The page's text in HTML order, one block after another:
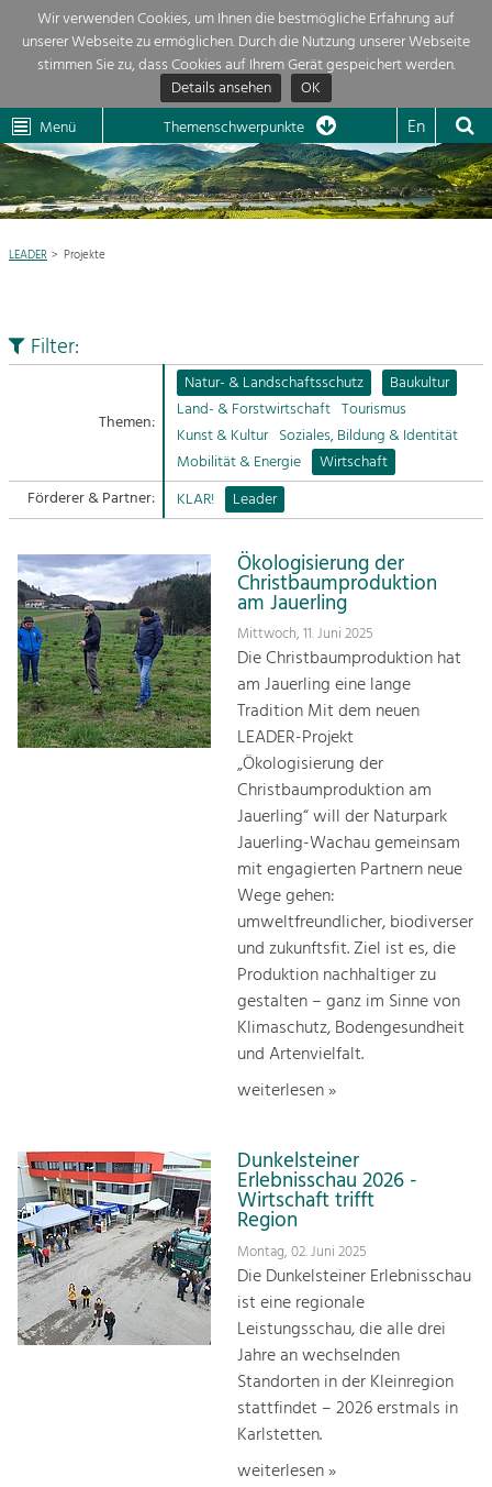
Wir verwenden Cookies, um Ihnen die bestmögliche Erfahrung auf
unserer Webseite zu ermöglichen. Durch die Nutzung unserer Webseite
stimmen Sie zu, dass Cookies auf Ihrem Gerät gespeichert werden.
Details ansehen
OK
Dunkelsteinerwald Klima
Menü Themenschwerpunkte En
Aktuelles 
Region 
Projekte
Mein Projekt 
Impressum
Kontakt
Themenübersicht
Die Regionalentwicklung in unserer Region ist sehr vielfältig. Deshalb
geben wir hier eine Übersicht über unsere Themenschwerpunkte. Für
mehr Informationen einfach das Thema anklicken und schon werden alle
Projekte in diesem Kontext angezeigt.
Natur- &
Baukultur
Ortsbild, Baukultur und nachhaltiges
Land- & Forstwirtschaft
Bewirtschaftung und Pflege der
Kulturlandschaft.
Angebotsentwicklung und
Positionierung.
Kunst & Kultur
Handwerk, Wissenschaft und Forschung.
Soziales, Bildung &
Gleichberechtigung, Jugend und
Mobilität & Energie
Steigerung regionaler Wertschöpfung
LEADER Projekte
Filter:
Themen:
Natur- & Landschaftsschutz
Baukultur
Land- & Forstwirtschaft Tourismus
Kunst & Kultur Soziales, Bildung & Identität
Mobilität & Energie
Wirtschaft
Förderer & Partner:
KLAR! Leader
Ökologisierung der
Christbaumproduktion
am Jauerling
Mittwoch, 11. Juni 2025
Die Christbaumproduktion hat
am Jauerling eine lange
Tradition Mit dem neuen
LEADER-Projekt
„Ökologisierung der
Christbaumproduktion am
Jauerling“ will der Naturpark
Jauerling-Wachau gemeinsam
mit engagierten Partnern neue
Wege gehen:
umweltfreundlicher, biodiverser
und zukunftsfit. Ziel ist es, die
Produktion nachhaltiger zu
gestalten – ganz im Sinne von
Klimaschutz, Bodengesundheit
und Artenvielfalt.
weiterlesen »
Dunkelsteiner
Erlebnisschau 2026 -
Wirtschaft trifft
Region
Montag, 02. Juni 2025
Die Dunkelsteiner Erlebnisschau
ist eine regionale
Leistungsschau, die alle drei
Jahre an wechselnden
Standorten in der Kleinregion
stattfindet – 2026 erstmals in
Karlstetten.
weiterlesen »